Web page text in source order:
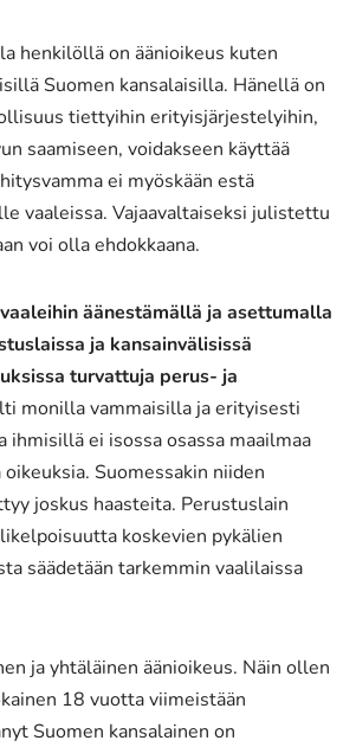
henkilöllä on äänioikeus kuten
Suomen kansalaisilla. Hänellä on
tiettyihin erityisjärjestelyihin,
saamiseen, voidakseen käyttää
ei myöskään estä
vaaleissa. Vajaavaltaiseksi julistettu
voi olla ehdokkaana.
äänestämällä ja asettumalla
ja kansainvälisissä
turvattuja perus-­ ja
monilla vammaisilla ja erityisesti
ihmisillä ei isossa osassa maailmaa
Suomessakin niiden
joskus haasteita. Perustuslain
koskevien pykälien
säädetään tarkemmin vaalilaissa
ja yhtäläinen äänioikeus. Näin ollen
18 vuotta viimeistään
Suomen kansalainen on